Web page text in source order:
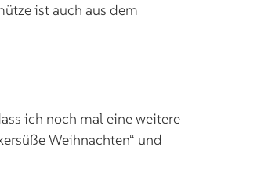
ist auch aus dem
ich noch mal eine weitere
Weihnachten“ und